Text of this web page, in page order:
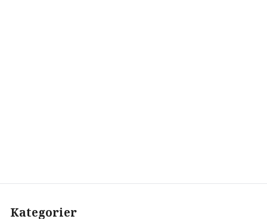
Kategorier